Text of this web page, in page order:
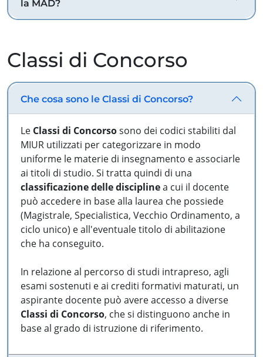
la MAD?
Classi di Concorso
Che cosa sono le Classi di Concorso?
Le Classi di Concorsosono dei codici stabiliti dal
MIUR utilizzati per categorizzare in modo
uniforme le materie di insegnamento e associarle
ai titoli di studio. Si tratta quindi di una
classificazione delle disciplinea cui il docente
può accedere in base alla laurea che possiede
(Magistrale, Specialistica, Vecchio Ordinamento, a
ciclo unico) e all'eventuale titolo di abilitazione
che ha conseguito.
In relazione al percorso di studi intrapreso, agli
esami sostenuti e ai crediti formativi maturati, un
aspirante docente può avere accesso a diverse
Classi di Concorso, che si distinguono anche in
base al grado di istruzione di riferimento.